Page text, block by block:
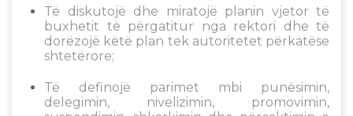
Të diskutojë dhe miratojë planin vjetor të
buxhetit të përgatitur nga rektori dhe të
dorëzojë këtë plan tek autoritetet përkatëse
shtetërore;
Të definojë parimet mbi punësimin,
delegimin, nivelizimin, promovimin,